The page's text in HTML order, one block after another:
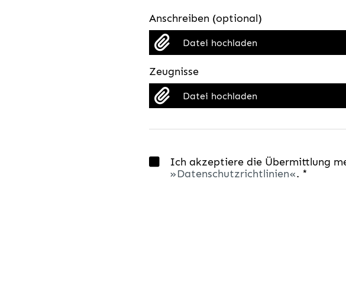
Anschreiben (optional)
Datei hochladen
Zeugnisse
Datei hochladen
Ich akzeptiere die Übermittlung
Datenschutzrichtlinien
. *